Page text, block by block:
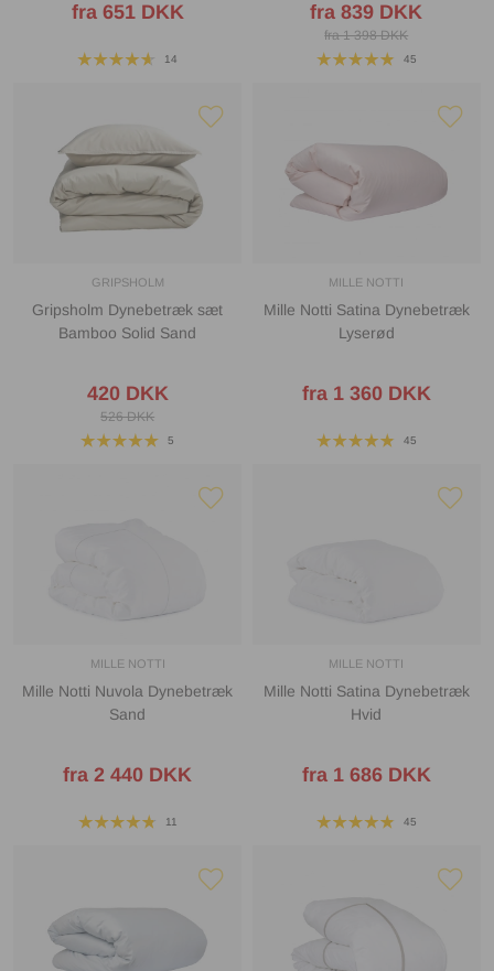
fra 651 DKK
14
fra 839 DKK
fra 1 398 DKK
45
GRIPSHOLM
Gripsholm Dynebetræk sæt
Bamboo Solid Sand
420 DKK
526 DKK
5
MILLE NOTTI
Mille Notti Satina Dynebetræk
Lyserød
fra 1 360 DKK
45
MILLE NOTTI
Mille Notti Nuvola Dynebetræk
Sand
fra 2 440 DKK
11
MILLE NOTTI
Mille Notti Satina Dynebetræk
Hvid
fra 1 686 DKK
45